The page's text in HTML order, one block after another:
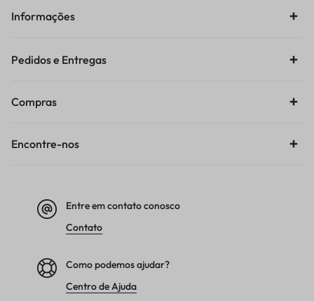
Informações
Pedidos e Entregas
Compras
Encontre-nos
Entre em contato conosco
Contato
Como podemos ajudar?
Centro de Ajuda